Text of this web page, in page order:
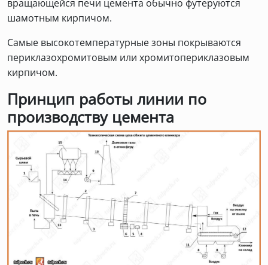
вращающейся печи цемента обычно футеруются
шамотным кирпичом.
Самые высокотемпературные зоны покрываются
периклазохромитовым или хромитопериклазовым
кирпичом.
Принцип работы линии по
производству цемента